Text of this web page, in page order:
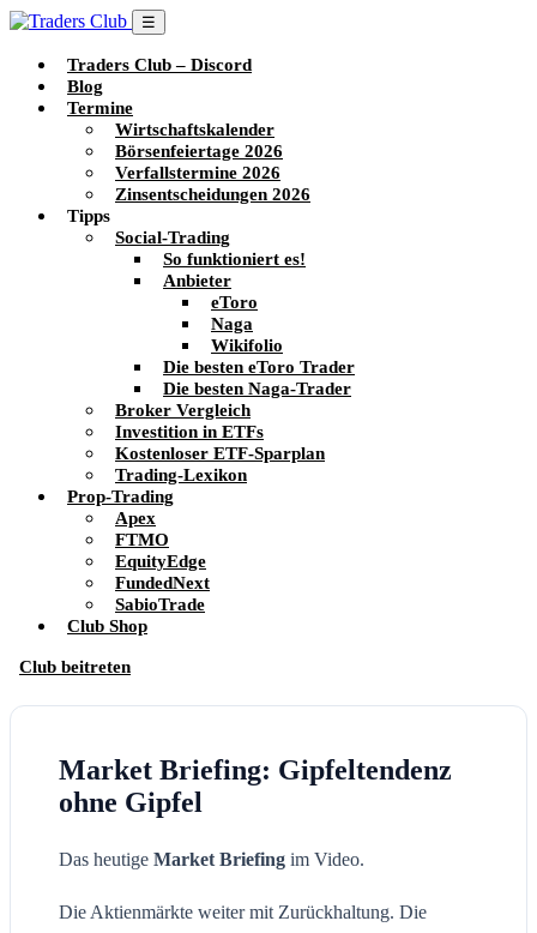
☰
Traders Club – Discord
Blog
Termine
Wirtschaftskalender
Börsenfeiertage 2026
Verfallstermine 2026
Zinsentscheidungen 2026
Tipps
Social-Trading
So funktioniert es!
Anbieter
eToro
Naga
Wikifolio
Die besten eToro Trader
Die besten Naga-Trader
Broker Vergleich
Investition in ETFs
Kostenloser ETF-Sparplan
Trading-Lexikon
Prop-Trading
Apex
FTMO
EquityEdge
FundedNext
SabioTrade
Club Shop
Club beitreten
Market Briefing: Gipfeltendenz
ohne Gipfel
Das heutige Market Briefing im Video.
Die Aktienmärkte weiter mit Zurückhaltung. Die